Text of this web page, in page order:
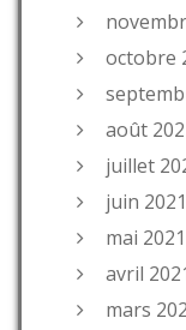
octobre
août
juillet
juin 2021
mai 2021
avril
mars